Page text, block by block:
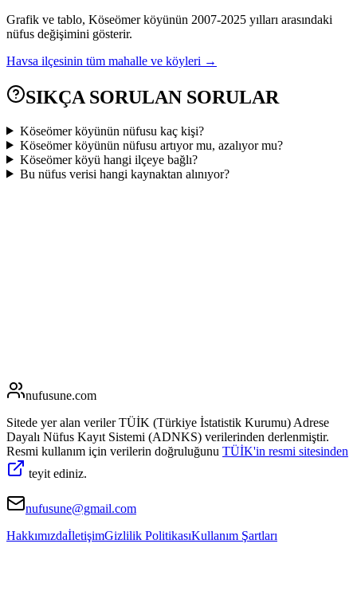
Grafik ve tablo, Köseömerköyünün 2007-2025 yılları arasındaki
nüfus değişimini gösterir.
Havsa ilçesinin tüm mahalle ve köyleri →
SIKÇA SORULAN SORULAR
Köseömer köyünün nüfusu kaç kişi?
Köseömer köyünün nüfusu artıyor mu, azalıyor mu?
Köseömer köyü hangi ilçeye bağlı?
Bu nüfus verisi hangi kaynaktan alınıyor?
nufusune.com
Sitede yer alan veriler TÜİK (Türkiye İstatistik Kurumu) Adrese
Dayalı Nüfus Kayıt Sistemi (ADNKS) verilerinden derlenmiştir.
Resmi kullanım için verilerin doğruluğunu TÜİK'in resmi sitesinden
teyit ediniz.
nufusune@gmail.com
HakkımızdaİletişimGizlilik PolitikasıKullanım Şartları